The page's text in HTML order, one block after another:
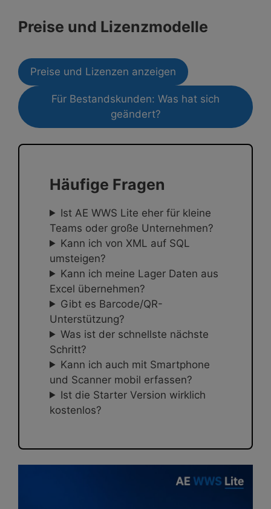
Preise und Lizenzmodelle
Preise und Lizenzen anzeigen
Für Bestandskunden: Was hat sich
geändert?
Häufige Fragen
Ist AE WWS Lite eher für kleine
Teams oder große Unternehmen?
Kann ich von XML auf SQL
umsteigen?
Kann ich meine Lager Daten aus
Excel übernehmen?
Gibt es Barcode/QR-
Unterstützung?
Was ist der schnellste nächste
Schritt?
Kann ich auch mit Smartphone
und Scanner mobil erfassen?
Ist die Starter Version wirklich
kostenlos?